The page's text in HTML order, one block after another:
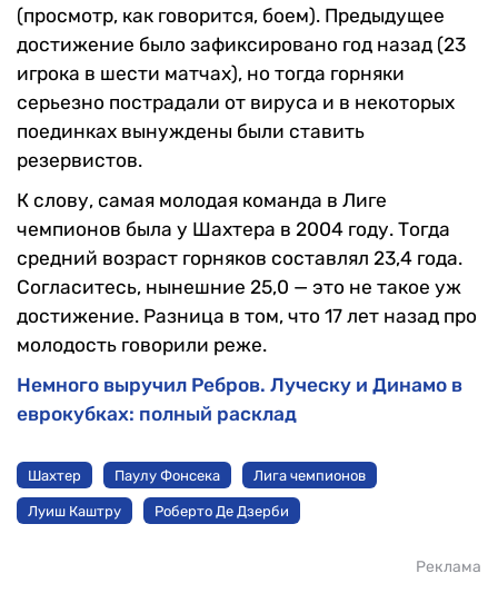
(просмотр, как говорится, боем). Предыдущее
достижение было зафиксировано год назад (23
игрока в шести матчах), но тогда горняки
серьезно пострадали от вируса и в некоторых
поединках вынуждены были ставить
резервистов.
К слову, самая молодая команда в Лиге
чемпионов была у Шахтера в 2004 году. Тогда
средний возраст горняков составлял 23,4 года.
Согласитесь, нынешние 25,0 — это не такое уж
достижение. Разница в том, что 17 лет назад про
молодость говорили реже.
Немного выручил Ребров. Луческу и Динамо в
еврокубках: полный расклад
Шахтер Паулу Фонсека Лига чемпионов
Луиш Каштру Роберто Де Дзерби
Реклама